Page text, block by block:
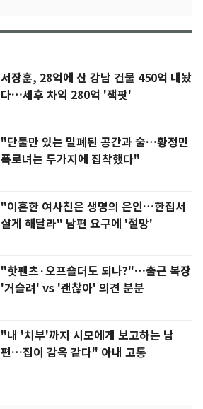
서장훈, 28억에 산 강남 건물 450억 내놨
다…세후 차익 280억 '잭팟'
"단둘만 있는 밀폐된 공간과 술…황정민
폭로녀는 두가지에 집착했다"
"이혼한 여사친은 생명의 은인…한집서
살게 해달라" 남편 요구에 '절망'
"핫팬츠·오프숄더도 되나?"…출근 복장
'거슬려' vs '괜찮아' 의견 분분
"내 '치부'까지 시모에게 보고하는 남
편…집이 감옥 같다" 아내 고통